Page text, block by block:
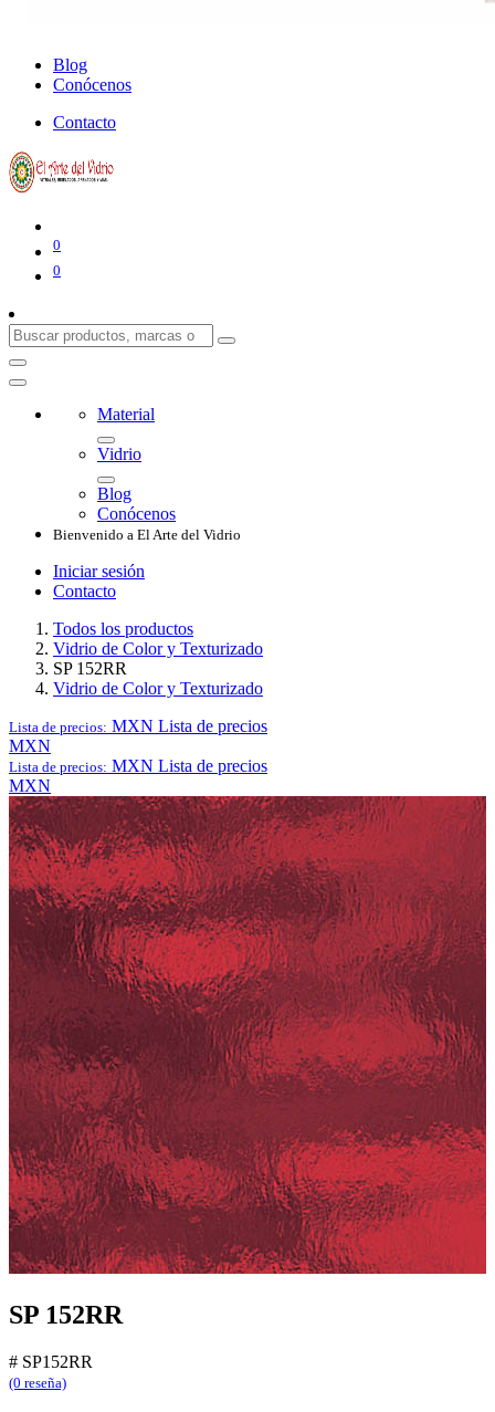
Blog
Conócenos
Contacto
0
0
Material
Vidrio
Blog
Conócenos
Bienvenido a El Arte del Vidrio
Iniciar sesión
Contacto
Todos los productos
Vidrio de Color y Texturizado
SP 152RR
Vidrio de Color y Texturizado
Lista de precios: MXN Lista de precios
MXN
Lista de precios: MXN Lista de precios
MXN
SP 152RR
# SP152RR
(0 reseña)